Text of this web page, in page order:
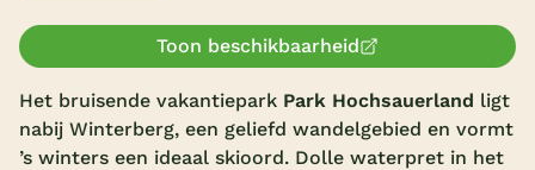
Onze vakantiegidsen
Subtropisch zwembad
Toon beschikbaarheid
Het bruisende vakantiepark Park Hochsauerland ligt
nabij Winterberg, een geliefd wandelgebied en vormt
’s winters een ideaal skioord. Dolle waterpret in het